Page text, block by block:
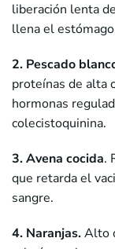
liberación lenta
llena el
2. Pescado
proteínas de alta
hormonas
colecistoquinina.
3. Avena cocida.
que retarda el
sangre.
4. Naranjas.Alto